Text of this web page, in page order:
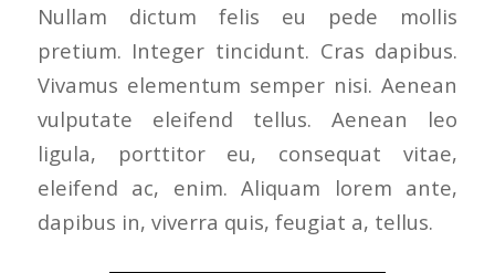
Nullam dictum felis eu pede mollis
pretium. Integer tincidunt. Cras dapibus.
Vivamus elementum semper nisi. Aenean
vulputate eleifend tellus. Aenean leo
ligula, porttitor eu, consequat vitae,
eleifend ac, enim. Aliquam lorem ante,
dapibus in, viverra quis, feugiat a, tellus.